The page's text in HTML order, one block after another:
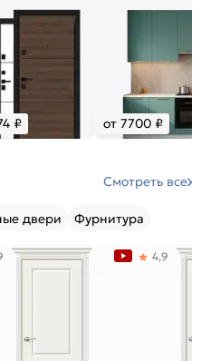
₽ от 7700 ₽
Смотреть все
двери Фурнитура
4,9